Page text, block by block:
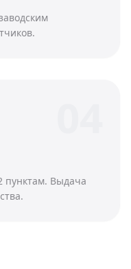
пунктам. Выдача